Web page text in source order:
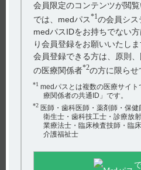
4. 効能又は効果（引用2）
下記の疾患に伴う鎮痙効果
肝胆道疾患： 胆道ジスキネジー
炎、胆のう剔出（てきしゅつ）後
膵疾患：膵炎
尿路結石
【引用】
1）コスパノン錠40mg・80mg コ
文 2023年9月改訂（第1版） 6.
2）コスパノン錠40mg・80mg コ
文 2023年9月改訂（第1版） 4. 効
【更新年月】
2024年10月
戻る
会員限定のコンテンツが閲
では、medパス*1の会員シス
medパスIDをお持ちでない
り会員登録をお願いいたしま
会員登録できる方は、原則
の医療関係者*2の方に限らせ
*1 medパスとは複数の医療サイ
療関係者の共通ID」です。
*2 医師・歯科医師・薬剤師・保
衛生士・歯科技工士・診療放
業療法士・臨床検査技師・臨
介護福祉士